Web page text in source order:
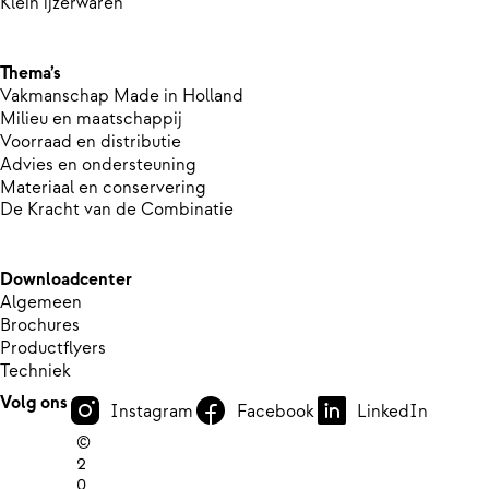
Thema’s
Vakmanschap Made in Holland
Milieu en maatschappij
Voorraad en distributie
Advies en ondersteuning
Materiaal en conservering
De Kracht van de Combinatie
Downloadcenter
Algemeen
Brochures
Productflyers
Techniek
Volg ons
Instagram Facebook
LinkedIn
©
2